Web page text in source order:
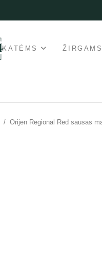
KATĖMS ŽIRGAMS
/ Orijen Regional Red sausas